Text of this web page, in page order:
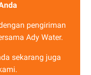
pengiriman
Ady Water.
sekarang juga